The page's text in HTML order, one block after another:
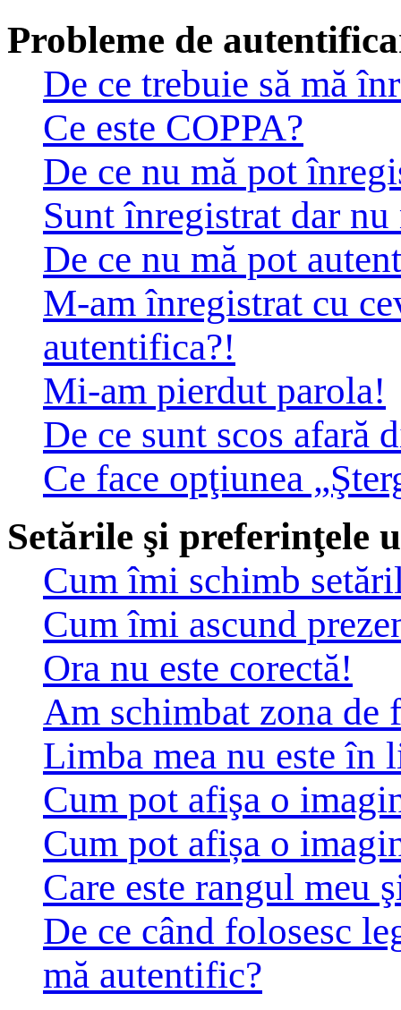
Probleme de
De ce trebuie să mă
Ce este COPPA?
De ce nu mă pot
Sunt înregistrat dar
De ce nu mă pot
M-am înregistrat cu
autentifica?!
Mi-am pierdut parola!
De ce sunt scos afară
Ce face opţiunea
Setările şi preferinţele
Cum îmi schimb
Cum îmi ascund
Ora nu este corectă!
Am schimbat zona de
Limba mea nu este în
Cum pot afişa o
Cum pot afișa o
Care este rangul meu
De ce când folosesc
mă autentific?